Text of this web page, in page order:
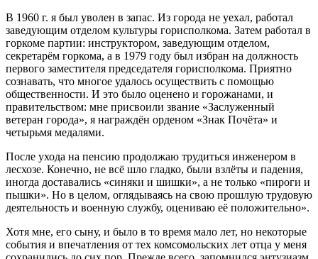
В 1960 г. я был уволен в запас. Из города не уехал, работал
заведующим отделом культуры горисполкома. Затем работал в
горкоме партии: инструктором, заведующим отделом,
секретарём горкома, а в 1979 году был избран на должность
первого заместителя председателя горисполкома. Приятно
сознавать, что многое удалось осуществить с помощью
общественности. И это было оценено и горожанами, и
правительством: мне присвоили звание «Заслуженный
ветеран города», я награждён орденом «Знак Почёта» и
четырьмя медалями.
После ухода на пенсию продолжаю трудиться инженером в
лесхозе. Конечно, не всё шло гладко, были взлёты и падения,
иногда доставались «синяки и шишки», а не только «пироги и
пышки». Но в целом, оглядываясь на свою прошлую трудовую
деятельность и военную службу, оцениваю её положительно».
Хотя мне, его сыну, и было в то время мало лет, но некоторые
события и впечатления от тех комсомольских лет отца у меня